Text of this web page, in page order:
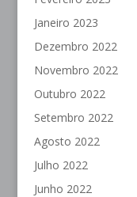
Janeiro 2023
Dezembro 2022
Novembro 2022
Outubro 2022
Setembro 2022
Agosto 2022
Julho 2022
Junho 2022